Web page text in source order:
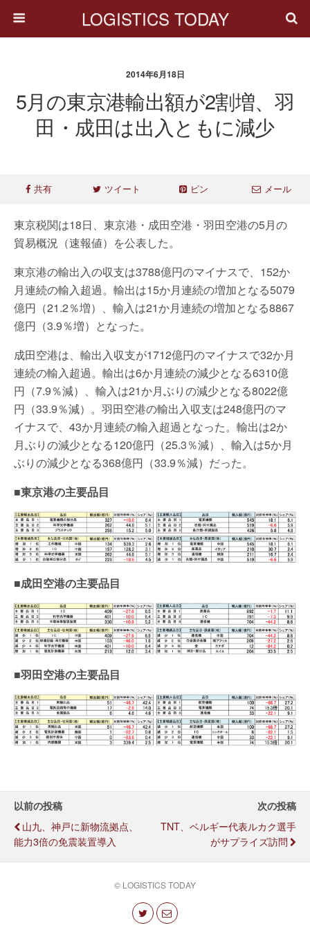
LOGISTICS TODAY
2014年6月18日
5月の東京港輸出額が2割増、羽
田・成田は出入ともに減少
共有 ツイート ピン メール
東京税関は18日、東京港・成田空港・羽田空港の5月の
貿易概況（速報値）を公表した。
東京港の輸出入の収支は3788億円のマイナスで、152か
月連続の輸入超過。輸出は15か月連続の増加となる5079
億円（21.2％増）、輸入は21か月連続の増加となる8867
億円（3.9％増）となった。
成田空港は、輸出入収支が1712億円のマイナスで32か月
連続の輸入超過。輸出は6か月連続の減少となる6310億
円（7.9％減）、輸入は21か月ぶりの減少となる8022億
円（33.9％減）。羽田空港の輸出入収支は248億円のマ
イナスで、43か月連続の輸入超過となった。輸出は2か
月ぶりの減少となる120億円（25.3％減）、輸入は5か月
ぶりの減少となる368億円（33.9％減）だった。
■東京港の主要品目
■成田空港の主要品目
■羽田空港の主要品目
以前の投稿
山九、神戸に新物流拠点、
能力3倍の免震装置導入
次の投稿
TNT、ベルギー代表ルカク選手
がサプライズ訪問
© LOGISTICS TODAY